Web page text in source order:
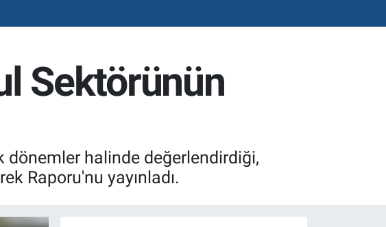
Sektörünün
dönemler halinde değerlendirdiği,
Raporu'nu yayınladı.